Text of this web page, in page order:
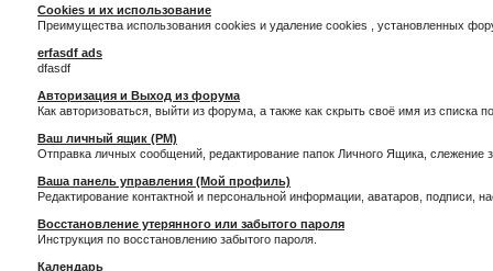
Cookies и их использование
Преимущества использования cookies и удаление cookies , установленных
erfasdf ads
dfasdf
Авторизация и Выход из форума
Как авторизоваться, выйти из форума, а также как скрыть своё имя из списка
Ваш личный ящик (PM)
Отправка личных сообщений, редактирование папок Личного Ящика,
Ваша панель управления (Мой профиль)
Редактирование контактной и персональной информации, аватаров,
Восстановление утерянного или забытого пароля
Инструкция по восстановлению забытого пароля.
Календарь